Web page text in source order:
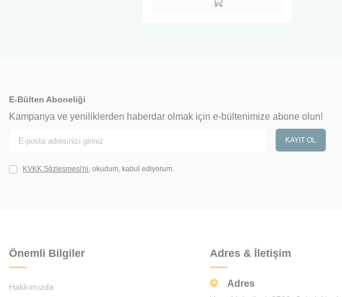
E-Bülten Aboneliği
Kampanya ve yeniliklerden haberdar olmak için e-bültenimize abone olun!
KAYIT OL
KVKK Sözleşmesi'ni, okudum, kabul ediyorum.
Önemli Bilgiler
Hakkımızda
Adres & İletişim
Adres